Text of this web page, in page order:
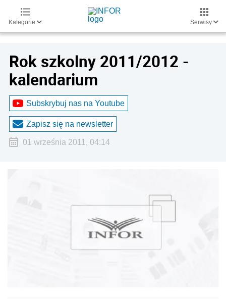
Kategorie Serwisy
Rok szkolny 2011/2012 -
kalendarium
Subskrybuj nas na Youtube
Zapisz się na newsletter
01 września 2011, 04:14